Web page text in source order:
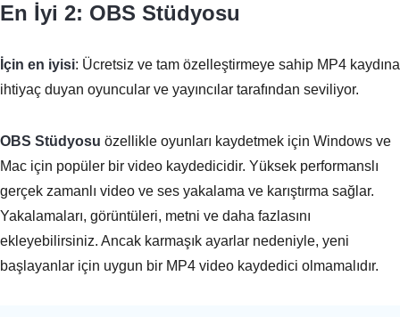
En İyi 2: OBS Stüdyosu
İçin en iyisi: Ücretsiz ve tam özelleştirmeye sahip MP4 kaydına
ihtiyaç duyan oyuncular ve yayıncılar tarafından seviliyor.
OBS Stüdyosu özellikle oyunları kaydetmek için Windows ve
Mac için popüler bir video kaydedicidir. Yüksek performanslı
gerçek zamanlı video ve ses yakalama ve karıştırma sağlar.
Yakalamaları, görüntüleri, metni ve daha fazlasını
ekleyebilirsiniz. Ancak karmaşık ayarlar nedeniyle, yeni
başlayanlar için uygun bir MP4 video kaydedici olmamalıdır.